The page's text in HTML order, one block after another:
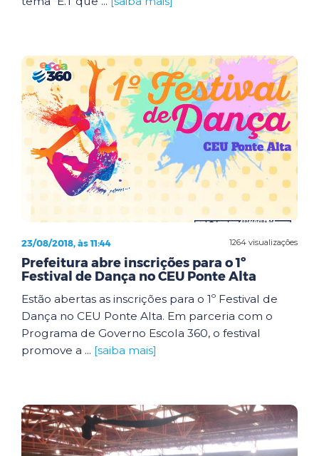
1264 visualizações
23/08/2018, às 11:44
Prefeitura abre inscrições para o 1º
Festival de Dança no CEU Ponte Alta
Estão abertas as inscrições para o 1º Festival de
Dança no CEU Ponte Alta. Em parceria com o
Programa de Governo Escola 360, o festival
promove a ... [saiba mais]